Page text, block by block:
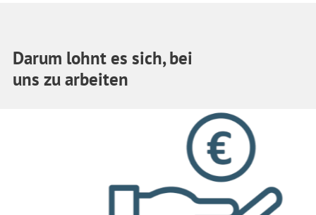
Darum lohnt es sich, bei
uns zu arbeiten